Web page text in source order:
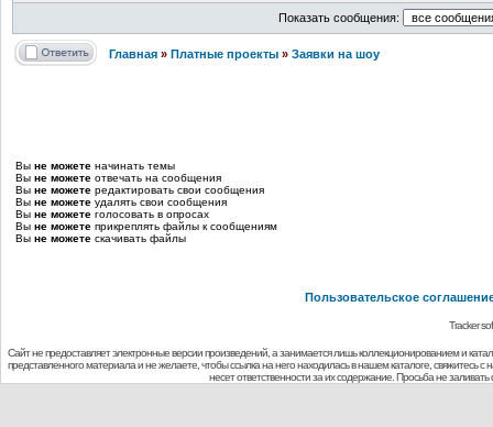
Показать сообщения:
Главная » Платные проекты » Заявки на шоу
Вы не можете начинать темы
Вы не можете отвечать на сообщения
Вы не можете редактировать свои сообщения
Вы не можете удалять свои сообщения
Вы не можете голосовать в опросах
Вы не можете прикреплять файлы к сообщениям
Вы не можете скачивать файлы
Пользовательское
Tracker
Сайт не предоставляет электронные версии произведений, а занимается лишь коллекционированием и
представленного материала и не желаете, чтобы ссылка на него находилась в нашем каталоге,
несет ответственности за их содержание. Просьба не